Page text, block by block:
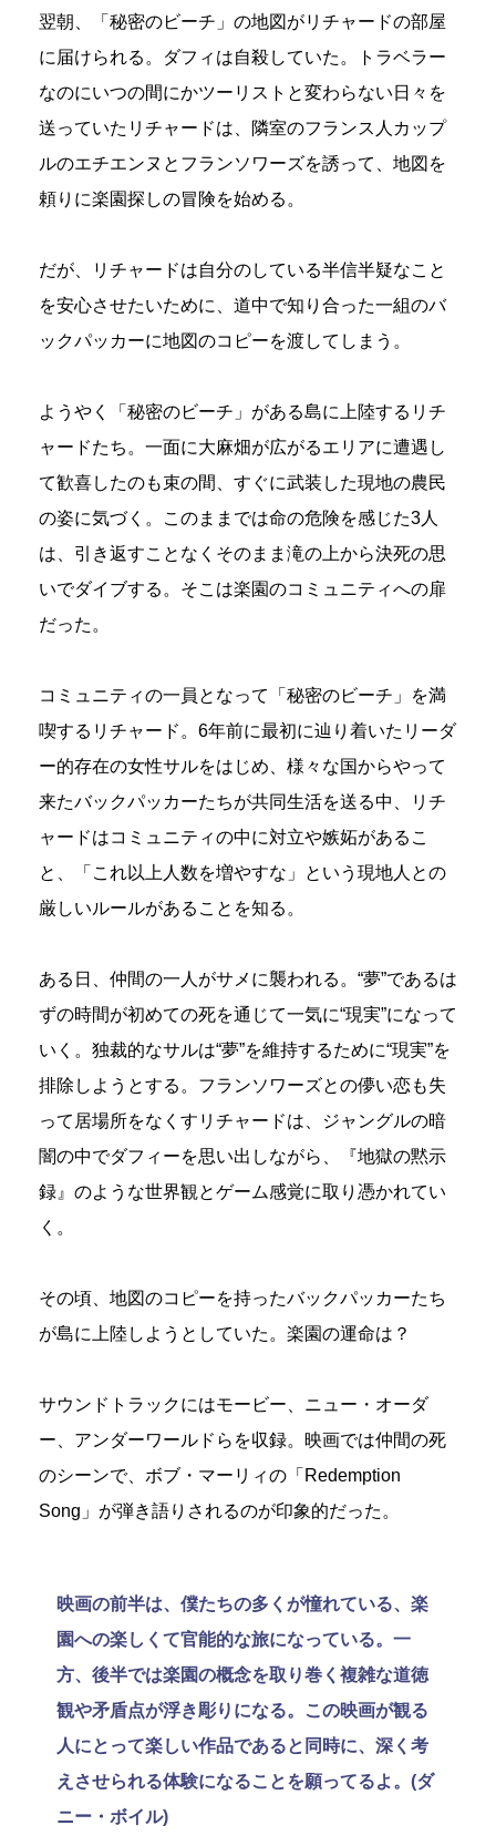
翌朝、「秘密のビーチ」の地図がリチャードの部屋
に届けられる。ダフィは自殺していた。トラベラー
なのにいつの間にかツーリストと変わらない日々を
送っていたリチャードは、隣室のフランス人カップ
ルのエチエンヌとフランソワーズを誘って、地図を
頼りに楽園探しの冒険を始める。
だが、リチャードは自分のしている半信半疑なこと
を安心させたいために、道中で知り合った一組のバ
ックパッカーに地図のコピーを渡してしまう。
ようやく「秘密のビーチ」がある島に上陸するリチ
ャードたち。一面に大麻畑が広がるエリアに遭遇し
て歓喜したのも束の間、すぐに武装した現地の農民
の姿に気づく。このままでは命の危険を感じた3人
は、引き返すことなくそのまま滝の上から決死の思
いでダイブする。そこは楽園のコミュニティへの扉
だった。
コミュニティの一員となって「秘密のビーチ」を満
喫するリチャード。6年前に最初に辿り着いたリーダ
ー的存在の女性サルをはじめ、様々な国からやって
来たバックパッカーたちが共同生活を送る中、リチ
ャードはコミュニティの中に対立や嫉妬があるこ
と、「これ以上人数を増やすな」という現地人との
厳しいルールがあることを知る。
ある日、仲間の一人がサメに襲われる。“夢”であるは
ずの時間が初めての死を通じて一気に“現実”になって
いく。独裁的なサルは“夢”を維持するために“現実”を
排除しようとする。フランソワーズとの儚い恋も失
って居場所をなくすリチャードは、ジャングルの暗
闇の中でダフィーを思い出しながら、『地獄の黙示
録』のような世界観とゲーム感覚に取り憑かれてい
く。
その頃、地図のコピーを持ったバックパッカーたち
が島に上陸しようとしていた。楽園の運命は？
サウンドトラックにはモービー、ニュー・オーダ
ー、アンダーワールドらを収録。映画では仲間の死
のシーンで、ボブ・マーリィの「Redemption
Song」が弾き語りされるのが印象的だった。
映画の前半は、僕たちの多くが憧れている、楽
園への楽しくて官能的な旅になっている。一
方、後半では楽園の概念を取り巻く複雑な道徳
観や矛盾点が浮き彫りになる。この映画が観る
人にとって楽しい作品であると同時に、深く考
えさせられる体験になることを願ってるよ。(ダ
ニー・ボイル)